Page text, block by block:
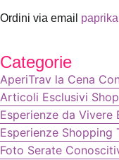
Ordini via email
Categorie
AperiTrav la Cena
Articoli Esclusivi
Esperienze da Vivere
Esperienze Shopping
Foto Serate